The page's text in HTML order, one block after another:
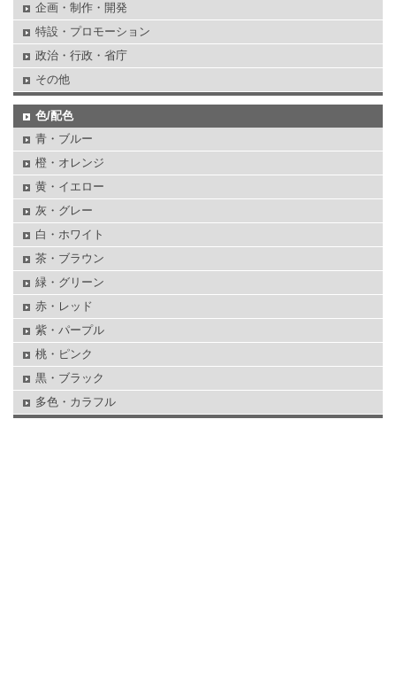
企画・制作・開発
特設・プロモーション
政治・行政・省庁
その他
色/配色
青・ブルー
橙・オレンジ
黄・イエロー
灰・グレー
白・ホワイト
茶・ブラウン
緑・グリーン
赤・レッド
紫・パープル
桃・ピンク
黒・ブラック
多色・カラフル